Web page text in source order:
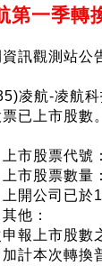
第一季轉
訊觀測站公
凌航-凌航
已上市股數。
市股票代號
上市股票數量
上開公司已於
他：
報上市股數
加計本次轉換